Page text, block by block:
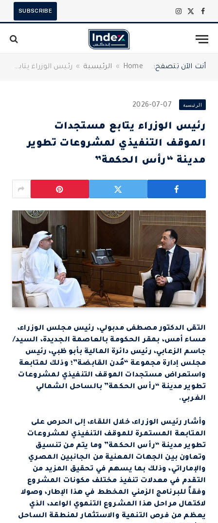
فيسبوك
X
الانستغرام
SUBSCRIBE
أنت الآن تتصفح: Home
» الرئيسية » رئيس الوزراء يتابع مستجدات الموقف التنفيذي لمشروعات تطوير مدينة “رأس الحكمة”
الرئيسية 2026-07-07
رئيس الوزراء يتابع مستجدات
الموقف التنفيذي لمشروعات تطوير
مدينة “رأس الحكمة”
التقى الدكتور مصطفى مدبولي، رئيس مجلس الوزراء،
مساء أمس، بمقر الحكومة بالعاصمة الجديدة، السيد/
جاسم الزعابي، رئيس دائرة المالية بأبو ظبي، رئيس
مجلس إدارة مجموعة “مُدن القابضة”؛ وذلك لمتابعة
واستعراض مستجدات الموقف التنفيذي لمشروعات
تطوير مدينة “رأس الحكمة” بالساحل الشمالي
الغربي.
وأشار رئيس الوزراء، خلال اللقاء، إلى الحرص على
المتابعة المستمرة للموقف التنفيذي لمشروعات
تطوير مدينة “رأس الحكمة” وما يتم من تنسيق
وتعاون بين الجهات المعنية من الجانبين المصري
والإماراتي، وذلك بما يسهم في تحقيق المزيد من
التقدم في معدلات تنفيذ مختلف مكونات المشروع
وفقاً للبرنامج الزمني المخطط في هذا الإطار، وصولا
لاكتمال مراحل هذا المشروع التنموي الواعد، الذي
يعظم من فرص التنمية والاستثمار لمنطقة الساحل